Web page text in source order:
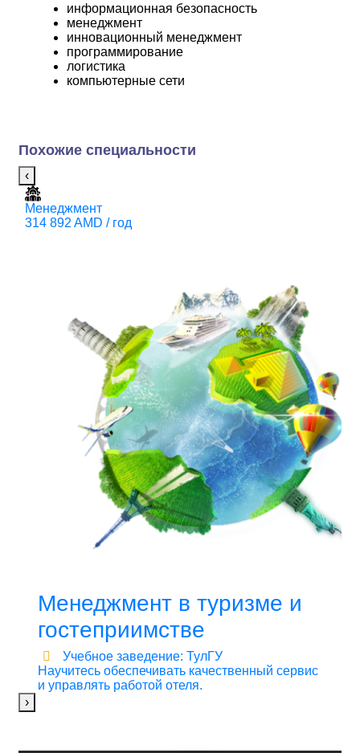
информационная безопасность
менеджмент
инновационный менеджмент
программирование
логистика
компьютерные сети
Похожие специальности
‹
Менеджмент
314 892 AMD / год
Менеджмент в туризме и
гостеприимстве
Учебное заведение: ТулГУ
Научитесь обеспечивать качественный сервис
и управлять работой отеля.
›